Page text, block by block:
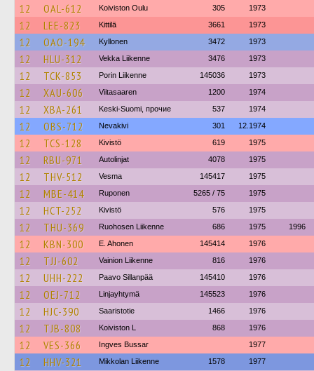
12 OAL-612 Koiviston Oulu 305 1973
12 LEE-823 Kittilä 3661 1973
12 OAO-194 Kyllonen 3472 1973
12 HLU-312 Vekka Liikenne 3476 1973
12 TCK-853 Porin Liikenne 145036 1973
12 XAU-606 Viitasaaren 1200 1974
12 XBA-261 Keski-Suomi, прочие 537 1974
12 OBS-712 Nevakivi 301 12.1974
12 TCS-128 Kivistö 619 1975
12 RBU-971 Autolinjat 4078 1975
12 THV-512 Vesma 145417 1975
12 MBE-414 Ruponen 5265 / 75 1975
12 HCT-252 Kivistö 576 1975
12 THU-369 Ruohosen Liikenne 686 1975 1996
12 KBN-300 E. Ahonen 145414 1976
12 TJJ-602 Vainion Liikenne 816 1976
12 UHH-222 Paavo Sillanpää 145410 1976
12 OEJ-712 Linjayhtymä 145523 1976
12 HJC-390 Saaristotie 1466 1976
12 TJB-808 Koiviston L 868 1976
12 VES-366 Ingves Bussar 1977
12 HHV-321 Mikkolan Liikenne 1578 1977